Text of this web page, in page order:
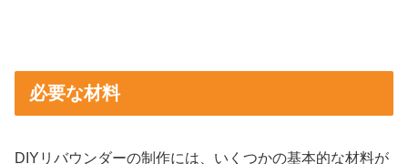
必要な材料
DIYリバウンダーの制作には、いくつかの基本的な材料が